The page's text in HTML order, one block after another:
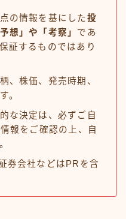
の情報を基にした投
想」や「考察」 であ
証するものではあり
、株価、発売時期、
。
な決定は、必ずご自
報をご確認の上、自
券会社などはPRを含